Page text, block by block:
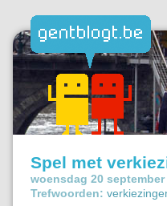
Spel met
woensdag 20 september
Trefwoorden: